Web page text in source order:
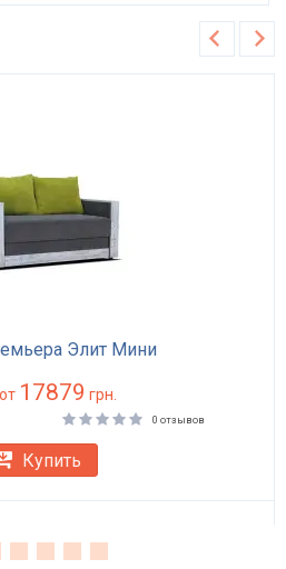
Элит Мини
от 17879 грн.
0 отзывов
Купить